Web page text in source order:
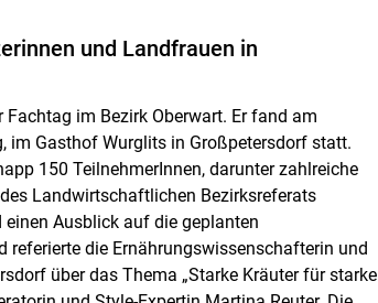
und Landfrauen in
im Bezirk Oberwart. Er fand am
im Gasthof Wurglits in Großpetersdorf statt.
150 TeilnehmerInnen, darunter zahlreiche
Landwirtschaftlichen Bezirksreferats
Ausblick auf die geplanten
die Ernährungswissenschafterin und
über das Thema „Starke Kräuter für starke